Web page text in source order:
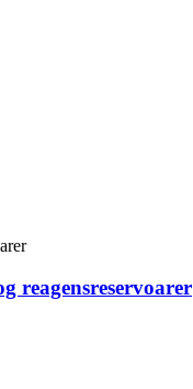
reagensreservoarer